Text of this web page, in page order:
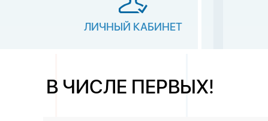
ЛИЧНЫЙ КАБИНЕТ
В ЧИСЛЕ ПЕРВЫХ!